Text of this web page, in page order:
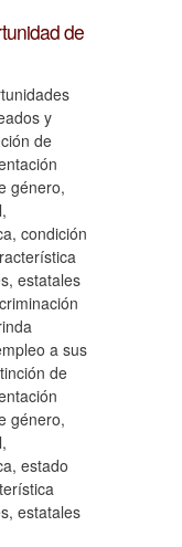
de
y
de
género,
condición
estatales
a sus
de
género,
estado
estatales